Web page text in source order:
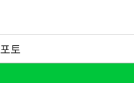
포토